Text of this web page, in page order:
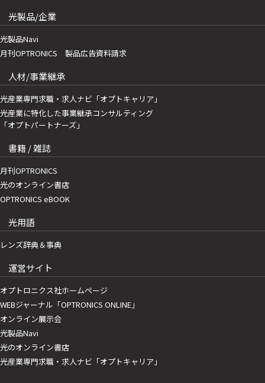
光製品/企業
光製品Navi
月刊OPTRONICS 製品広告資料請求
人材/事業継承
光産業専門求職・求人ナビ「オプトキャリア」
光産業に特化した事業継承コンサルティング
「オプトパートナーズ」
書籍 / 雑誌
月刊OPTRONICS
光のオンライン書店
OPTRONICS eBOOK
光用語
レンズ辞典＆事典
運営サイト
オプトロニクス社ホームページ
WEBジャーナル「OPTRONICS ONLINE」
オンライン展示会
光製品Navi
光のオンライン書店
光産業専門求職・求人ナビ「オプトキャリア」